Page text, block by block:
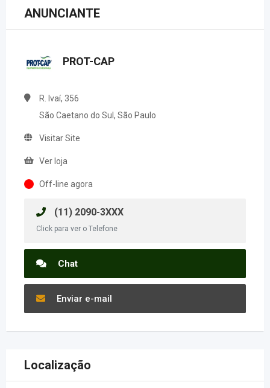
ANUNCIANTE
PROT-CAP
R. Ivaí, 356
São Caetano do Sul, São Paulo
Visitar Site
Ver loja
Off-line agora
(11) 2090-3XXX
Click para ver o Telefone
Chat
Enviar e-mail
Localização